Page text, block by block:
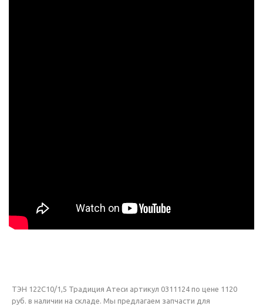
ТЭН 122С10/1,5 Традиция Атеси артикул 0311124 по цене 1120
руб. в наличии на складе. Мы предлагаем запчасти для